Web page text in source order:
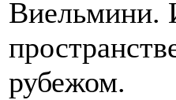
Виельмини.
рубежом.